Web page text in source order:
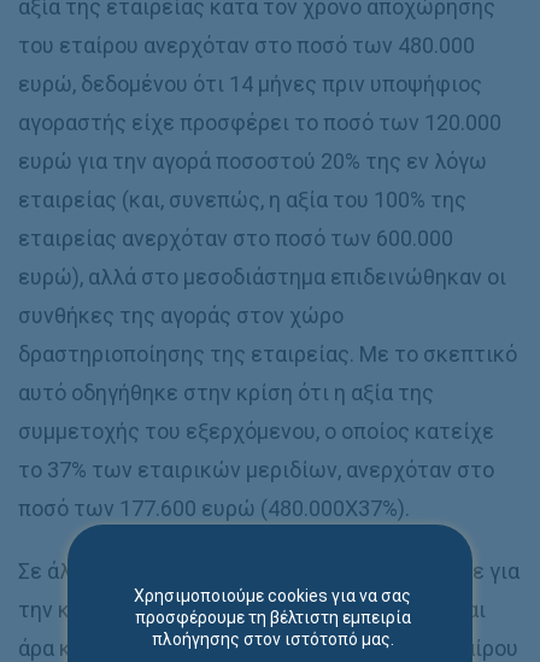
αξία της εταιρείας κατά τον χρόνο αποχώρησης
του εταίρου ανερχόταν στο ποσό των 480.000
ευρώ, δεδομένου ότι 14 μήνες πριν υποψήφιος
αγοραστής είχε προσφέρει το ποσό των 120.000
ευρώ για την αγορά ποσοστού 20% της εν λόγω
εταιρείας (και, συνεπώς, η αξία του 100% της
εταιρείας ανερχόταν στο ποσό των 600.000
ευρώ), αλλά στο μεσοδιάστημα επιδεινώθηκαν οι
συνθήκες της αγοράς στον χώρο
δραστηριοποίησης της εταιρείας. Με το σκεπτικό
αυτό οδηγήθηκε στην κρίση ότι η αξία της
συμμετοχής του εξερχόμενου, ο οποίος κατείχε
το 37% των εταιρικών μεριδίων, ανερχόταν στο
ποσό των 177.600 ευρώ (480.000Χ37%).
Σε άλλη περίπτωση, το δικαστήριο στηρίχθηκε για
την κρίση του περί της αξίας της εταιρείας και
άρα και της συμμετοχής του εξερχόμενου εταίρου
Χρησιμοποιούμε cookies για να σας
προσφέρουμε τη βέλτιστη εμπειρία
πλοήγησης στον ιστότοπό μας.